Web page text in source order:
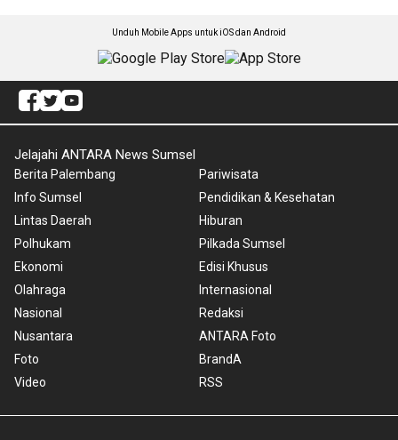
Unduh Mobile Apps untuk iOS dan Android
Jelajahi ANTARA News Sumsel
Berita Palembang
Info Sumsel
Lintas Daerah
Polhukam
Ekonomi
Olahraga
Nasional
Nusantara
Foto
Video
Pariwisata
Pendidikan & Kesehatan
Hiburan
Pilkada Sumsel
Edisi Khusus
Internasional
Redaksi
ANTARA Foto
BrandA
RSS